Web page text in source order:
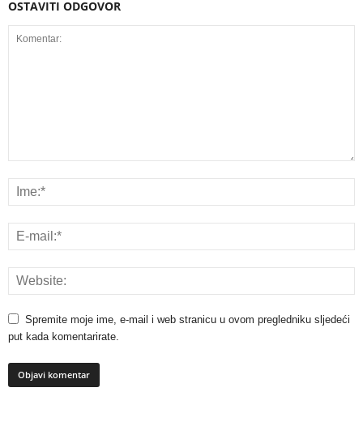
OSTAVITI ODGOVOR
Spremite moje ime, e-mail i web stranicu u ovom pregledniku sljedeći
put kada komentarirate.